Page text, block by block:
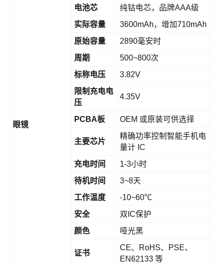
眼镜
电池芯
纯钴电芯，品牌AAA级
实际容量
3600mAh，增加710mAh
原始容量
2890毫安时
周期
500~800次
标称电压
3.82V
限制充电电
压
4.35V
PCBA板 OEM 或原装可供选择
主要芯片
精确功率控制智能手机电
量计 IC
充电时间
1-3小时
待机时间
3~8天
工作温度
-10~60℃
安全
双IC保护
颜色
哑光黑
证书
CE、RoHS、PSE、
EN62133 等